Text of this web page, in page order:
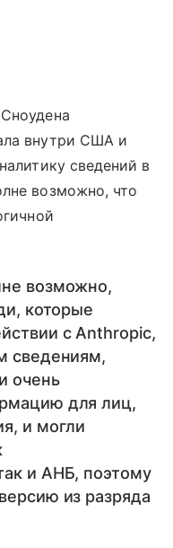
внутри США и
сведений в
возможно, что
возможно,
которые
с Anthropic,
сведениям,
очень
для лиц,
и могли
и АНБ, поэтому
из разряда